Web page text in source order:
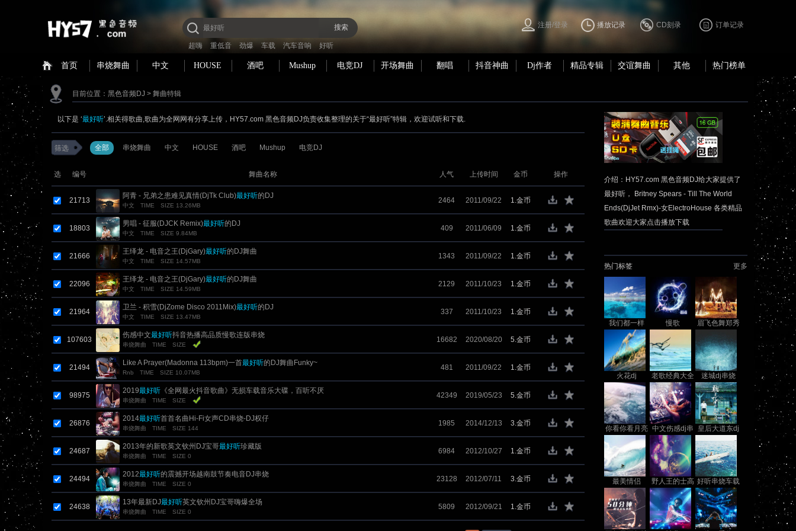
搜索
超嗨 重低音 劲爆 车载 汽车音响 好听
注册/登录 播放记录 CD刻录 订单记录
首页 串烧舞曲 中文 HOUSE 酒吧 Mushup 电竞DJ 开场舞曲 翻唱 抖音神曲 Dj作者 精品专辑 交谊舞曲 其他 热门榜单
目前位置： 黑色音频DJ > 舞曲特辑
以下是 ‘最好听’.相关得歌曲,歌曲为全网网有分享上传，HY57.com 黑色音频DJ负责收集整理的关于“最好听”特辑，欢迎试听和下载.
筛选 全部 串烧舞曲 中文 HOUSE 酒吧 Mushup 电竞DJ
选 编号 舞曲名称 人气 上传时间 金币 操作
21713
阿青 - 兄弟之患难见真情(DjTk Club)最好听的DJ
中文 TIME SIZE 13.26MB
2464 2011/09/22 1.金币
18803
男唱 - 征服(DJCK Remix)最好听的DJ
中文 TIME SIZE 9.84MB
409 2011/06/09 1.金币
21666
王绎龙 - 电音之王(DjGary)最好听的DJ舞曲
中文 TIME SIZE 14.57MB
1343 2011/09/22 1.金币
22096
王绎龙 - 电音之王(DjGary)最好听的DJ舞曲
中文 TIME SIZE 14.59MB
2129 2011/10/23 1.金币
21964
卫兰 - 积雪(DjZome Disco 2011Mix)最好听的DJ
中文 TIME SIZE 13.47MB
337 2011/10/23 1.金币
107603
伤感中文最好听抖音热播高品质慢歌连版串烧
串烧舞曲 TIME SIZE
16682 2020/08/20 5.金币
21494
Like A Prayer(Madonna 113bpm)一首最好听的DJ舞曲Funky~
Rnb TIME SIZE 10.07MB
481 2011/09/22 1.金币
98975
2019最好听《全网最火抖音歌曲》无损车载音乐大碟，百听不厌
串烧舞曲 TIME SIZE
42349 2019/05/23 5.金币
26876
2014最好听首首名曲Hi-Fi女声CD串烧-DJ权仔
串烧舞曲 TIME SIZE 144
1985 2014/12/13 3.金币
24687
2013年的新歌英文钦州DJ宝哥最好听珍藏版
串烧舞曲 TIME SIZE 0
6984 2012/10/27 1.金币
24494
2012最好听的震撼开场越南鼓节奏电音DJ串烧
串烧舞曲 TIME SIZE 0
23128 2012/07/11 3.金币
24638
13年最新DJ最好听英文钦州DJ宝哥嗨爆全场
串烧舞曲 TIME SIZE 0
5809 2012/09/21 1.金币
介绍：HY57.com 黑色音频DJ给大家提供了
最好听， Britney Spears - Till The World
Ends(DjJet Rmx)-女ElectroHouse 各类精品
歌曲欢迎大家点击播放下载
热门标签 更多
我们都一样 慢歌
眉飞色舞郑秀
火花dj 老歌经典大全 迷城dj串烧
你看你看月亮
的脸
中文伤感dj串
烧
皇后大道东dj
最美情侣
野人王的士高
全集
好听串烧车载
劲爆dj